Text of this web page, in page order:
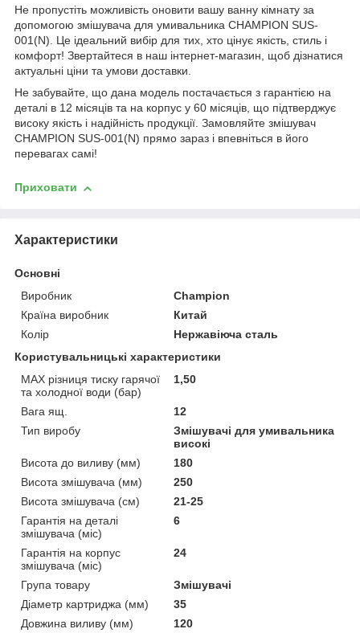
Не пропустіть можливість оновити вашу ванну кімнату за
допомогою змішувача для умивальника CHAMPION SUS-
001(N). Це ідеальний вибір для тих, хто цінує якість, стиль і
комфорт! Звертайтеся в наш інтернет-магазин, щоб дізнатися
актуальні ціни та умови доставки.
Не забувайте, що дана модель постачається з гарантією на
деталі в 12 місяців та на корпус у 60 місяців, що підтверджує
високу якість і надійність продукції. Замовляйте змішувач
CHAMPION SUS-001(N) прямо зараз і впевніться в його
перевагах самі!
Приховати
Характеристики
Основні
Виробник
Champion
Країна виробник
Китай
Колір
Нержавіюча сталь
Користувальницькі характеристики
MAX різниця тиску гарячої
та холодної води (бар)
1,50
Вага ящ.
12
Тип виробу
Змішувачі для умивальника
високі
Висота до виливу (мм)
180
Висота змішувача (мм)
250
Висота змішувача (см)
21-25
Гарантія на деталі
змішувача (міс)
6
Гарантія на корпус
змішувача (міс)
24
Група товару
Змішувачі
Діаметр картриджа (мм)
35
Довжина виливу (мм)
120